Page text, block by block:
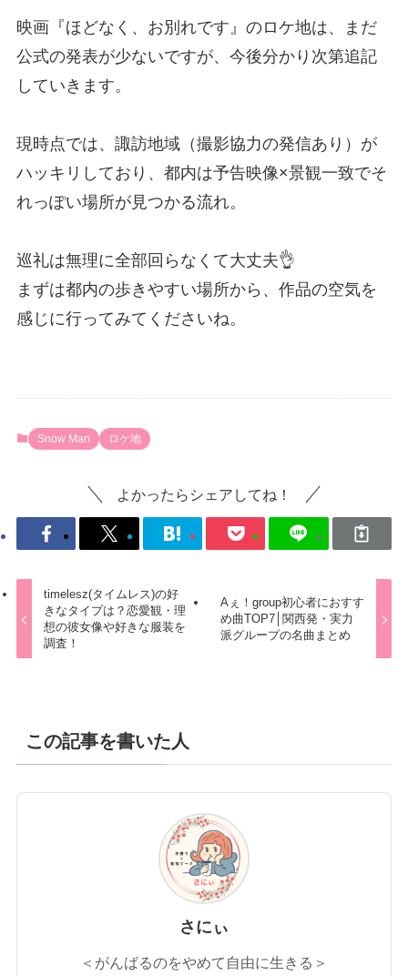
映画『ほどなく、お別れです』のロケ地は、まだ
公式の発表が少ないですが、今後分かり次第追記
していきます。
現時点では、諏訪地域（撮影協力の発信あり）が
ハッキリしており、都内は予告映像×景観一致でそ
れっぽい場所が見つかる流れ。
巡礼は無理に全部回らなくて大丈夫👌
まずは都内の歩きやすい場所から、作品の空気を
感じに行ってみてくださいね。
Snow Man ロケ地
よかったらシェアしてね！
timelesz(タイムレス)の好
きなタイプは？恋愛観・理
想の彼女像や好きな服装を
調査！
Aぇ！group初心者におすす
め曲TOP7│関西発・実力
派グループの名曲まとめ
この記事を書いた人
さにぃ
＜がんばるのをやめて自由に生きる＞